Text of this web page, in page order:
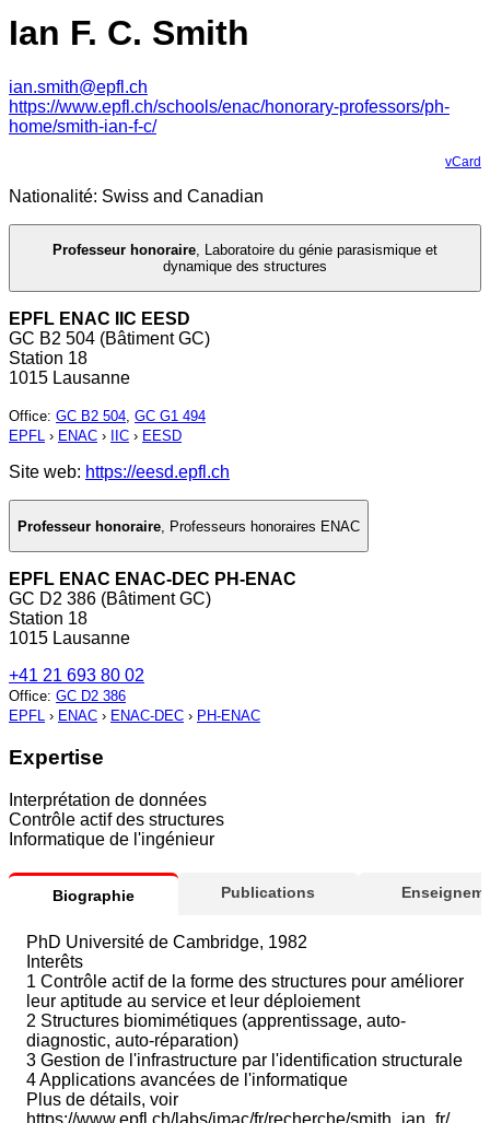
Ian F. C. Smith
ian.smith@epfl.ch
https://www.epfl.ch/schools/enac/honorary-professors/ph-
home/smith-ian-f-c/
vCard
Nationalité: Swiss and Canadian
Professeur honoraire, Laboratoire du génie parasismique et
dynamique des structures
EPFL ENAC IIC EESD
GC B2 504 (Bâtiment GC)
Station 18
1015 Lausanne
Office: GC B2 504, GC G1 494
EPFL › ENAC › IIC › EESD
Site web: https://eesd.epfl.ch
Professeur honoraire Professeurs honoraires ENAC
EPFL ENAC ENAC-DEC PH-ENAC
GC D2 386 (Bâtiment GC)
Station 18
1015 Lausanne
+41 21 693 80 02
Office: GC D2 386
EPFL › ENAC › ENAC-DEC › PH-ENAC
Expertise
Interprétation de données
Contrôle actif des structures
Informatique de l'ingénieur
Biographie Publications
PhD Université de Cambridge, 1982
Interêts
1 Contrôle actif de la forme des structures pour améliorer
leur aptitude au service et leur déploiement
2 Structures biomimétiques (apprentissage, auto-
diagnostic, auto-réparation)
3 Gestion de l'infrastructure par l'identification structurale
4 Applications avancées de l'informatique
Plus de détails, voir
https://www.epfl.ch/labs/imac/fr/recherche/smith_ian_fr/